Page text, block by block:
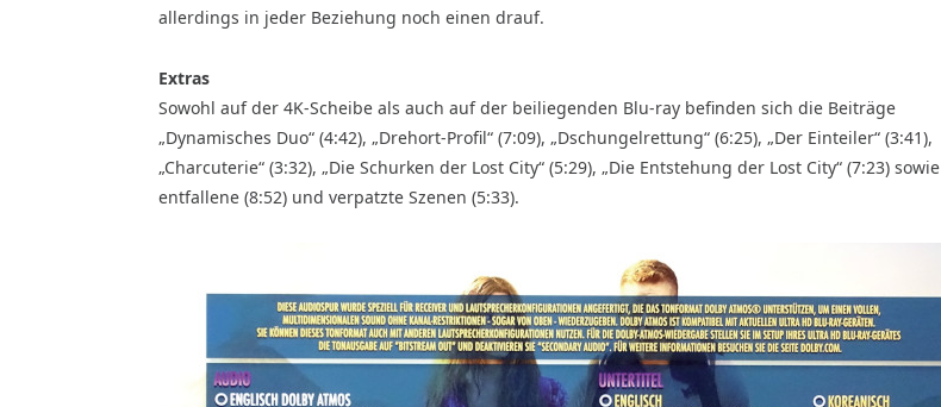
allerdings in jeder Beziehung noch einen drauf.
Extras
Sowohl auf der 4K-Scheibe als auch auf der beiliegenden Blu-ray befinden sich die Beiträge
„Dynamisches Duo“ (4:42), „Drehort-Profil“ (7:09), „Dschungelrettung“ (6:25), „Der Einteiler“ (3:41),
„Charcuterie“ (3:32), „Die Schurken der Lost City“ (5:29), „Die Entstehung der Lost City“ (7:23) sowie
entfallene (8:52) und verpatzte Szenen (5:33).